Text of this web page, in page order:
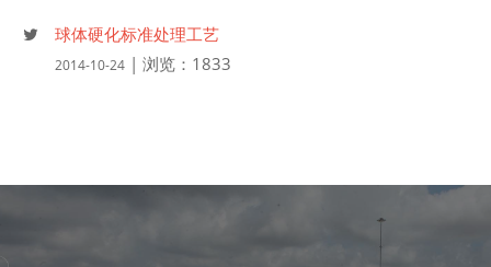
球体硬化标准处理工艺
2014-10-24 | 浏览：1833